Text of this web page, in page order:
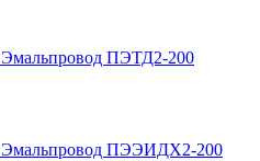
Эмальпровод ПЭТД2-200
Эмальпровод ПЭЭИДХ2-200